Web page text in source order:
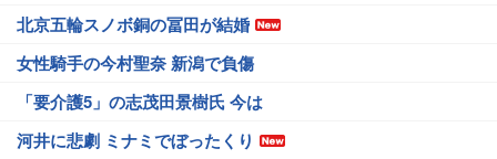
北京五輪スノボ銅の冨田が結婚
女性騎手の今村聖奈 新潟で負傷
「要介護5」の志茂田景樹氏 今は
河井に悲劇 ミナミでぼったくり